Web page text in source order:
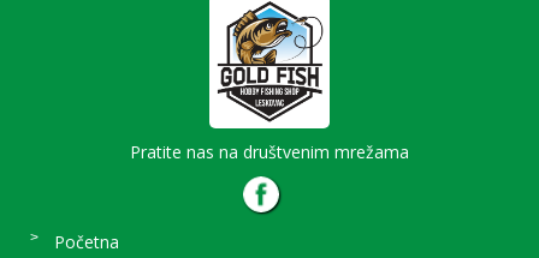
Pratite nas na društvenim mrežama
Početna